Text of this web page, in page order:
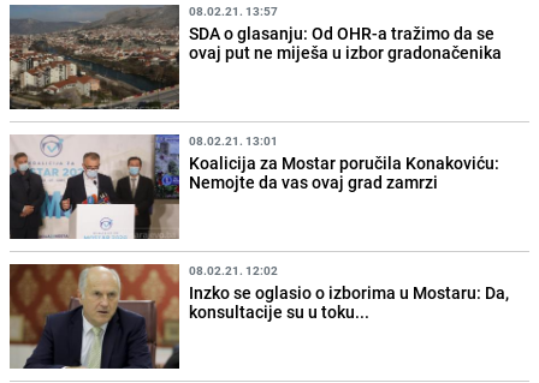
08.02.21. 13:57
SDA o glasanju: Od OHR-a tražimo da se
ovaj put ne miješa u izbor gradonačenika
08.02.21. 13:01
Koalicija za Mostar poručila Konakoviću:
Nemojte da vas ovaj grad zamrzi
08.02.21. 12:02
Inzko se oglasio o izborima u Mostaru: Da,
konsultacije su u toku...